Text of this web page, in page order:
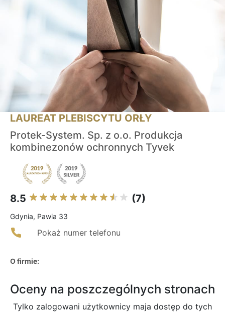
LAUREAT PLEBISCYTU ORŁY
Protek-System. Sp. z o.o. Produkcja
kombinezonów ochronnych Tyvek
8.5 (7)
Gdynia, Pawia 33
Pokaż numer telefonu
O firmie:
Oceny na poszczególnych stronach
Tylko zalogowani użytkownicy maja dostęp do tych